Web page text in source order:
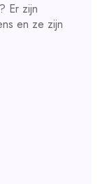
Er zijn
en ze zijn